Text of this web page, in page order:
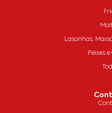
Lasanhas,
Peixes